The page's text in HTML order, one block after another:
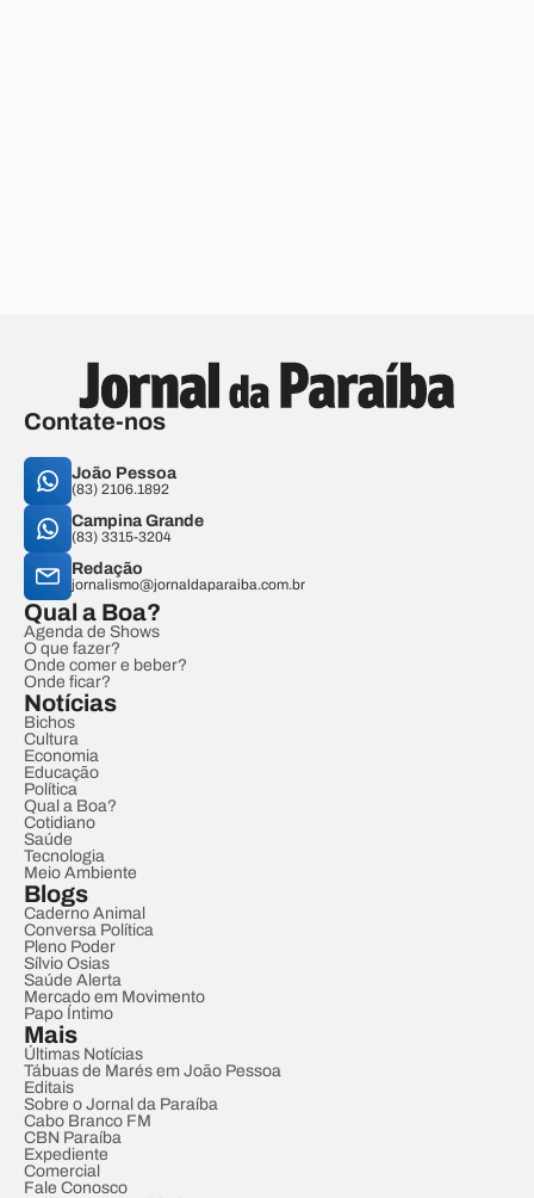
Contate-nos
João Pessoa
(83) 2106.1892
Campina Grande
(83) 3315-3204
Redação
jornalismo@jornaldaparaiba.com.br
Qual a Boa?
Agenda de Shows
O que fazer?
Onde comer e beber?
Onde ficar?
Notícias
Bichos
Cultura
Economia
Educação
Política
Qual a Boa?
Cotidiano
Saúde
Tecnologia
Meio Ambiente
Blogs
Caderno Animal
Conversa Política
Pleno Poder
Sílvio Osias
Saúde Alerta
Mercado em Movimento
Papo Íntimo
Mais
Últimas Notícias
Tábuas de Marés em João Pessoa
Editais
Sobre o Jornal da Paraíba
Cabo Branco FM
CBN Paraíba
Expediente
Comercial
Fale Conosco